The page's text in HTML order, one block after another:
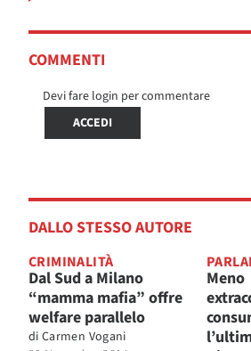
COMMENTI
Devi fare login per commentare
ACCEDI
DALLO STESSO AUTORE
CRIMINALITÀ
Dal Sud a Milano
“mamma mafia” offre
welfare parallelo
di Carmen Vogani
Meno